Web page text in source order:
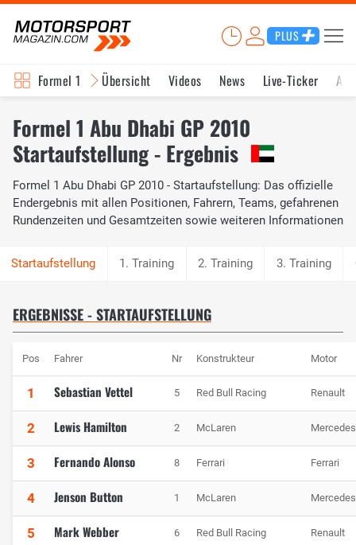
PLUS
Formel 1 Übersicht Videos News Live-Ticker
Formel 1 Abu Dhabi GP 2010
Startaufstellung - Ergebnis
Formel 1 Abu Dhabi GP 2010 - Startaufstellung: Das offizielle
Endergebnis mit allen Positionen, Fahrern, Teams, gefahrenen
Rundenzeiten und Gesamtzeiten sowie weiteren Informationen
1. Training 2. Training 3. Training
ERGEBNISSE - STARTAUFSTELLUNG
Pos Fahrer Nr Konstrukteur Motor
1 Sebastian Vettel 5 Red Bull Racing Renault
2 Lewis Hamilton 2 McLaren Mercedes
3 Fernando Alonso 8 Ferrari Ferrari
4 Jenson Button 1 McLaren Mercedes
5 Mark Webber 6 Red Bull Racing Renault